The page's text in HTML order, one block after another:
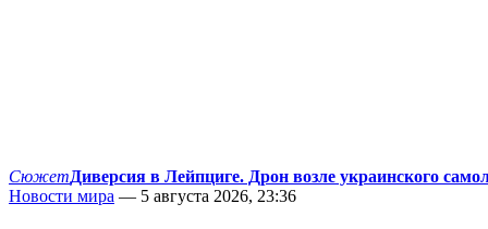
СюжетДиверсия в Лейпциге. Дрон возле украинского
Новости мира — 5 августа 2026, 23:36